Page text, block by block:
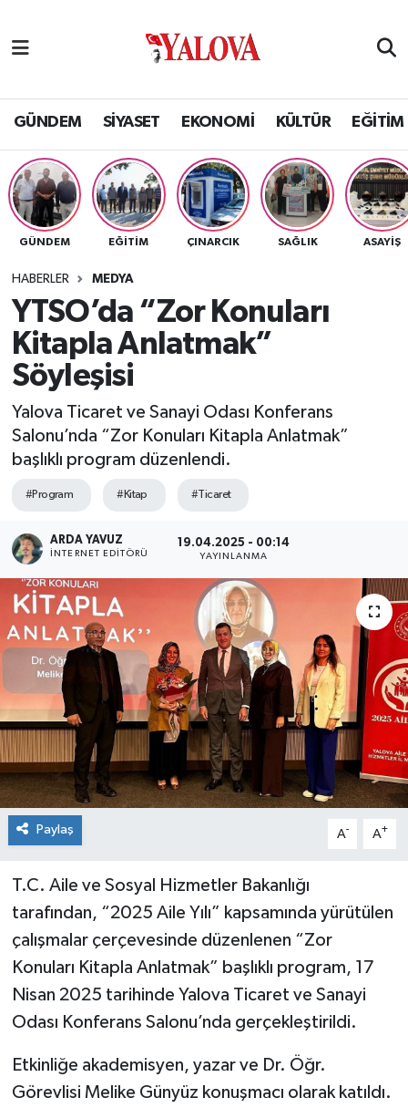
GÜNDEM SİYASET EKONOMİ KÜLTÜR EĞİTİM
GÜNDEM EĞİTİM ÇINARCIK SAĞLIK ASAYİŞ
HABERLER MEDYA
YTSO’da “Zor Konuları
Kitapla Anlatmak”
Söyleşisi
Yalova Ticaret ve Sanayi Odası Konferans
Salonu’nda “Zor Konuları Kitapla Anlatmak”
başlıklı program düzenlendi.
#Program #Kitap #Ticaret
ARDA YAVUZ
İNTERNET EDITÖRÜ
19.04.2025 - 00:14
YAYINLANMA
Paylaş A- A+
T.C. Aile ve Sosyal Hizmetler Bakanlığı
tarafından, “2025 Aile Yılı” kapsamında yürütülen
çalışmalar çerçevesinde düzenlenen “Zor
Konuları Kitapla Anlatmak” başlıklı program, 17
Nisan 2025 tarihinde Yalova Ticaret ve Sanayi
Odası Konferans Salonu’nda gerçekleştirildi.
Etkinliğe akademisyen, yazar ve Dr. Öğr.
Görevlisi Melike Günyüz konuşmacı olarak katıldı.
SİYASET
EKONOMİ
KÜLTÜR
BİLİM VE TEKNOLOJİ
ASAYİŞ
SAĞLIK
SPOR
İLÇELERİMİZ
RESMİ İLAN
Yalova Nöbetçi Eczaneler
Yalova Hava Durumu
Yalova Namaz Vakitleri
Yalova Trafik Yoğunluk Haritası
Tüm Manşetler
Son Dakika Haberleri
Haber Arşivi